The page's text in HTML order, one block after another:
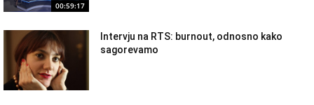
00:59:17
Intervju na RTS: burnout, odnosno kako
sagorevamo